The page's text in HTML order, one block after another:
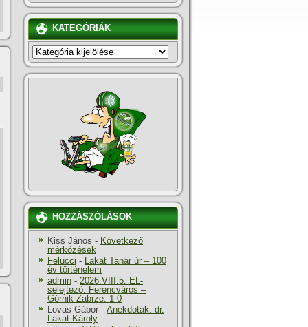
KATEGÓRIÁK
KATEGÓRIÁK
HOZZÁSZÓLÁSOK
Kiss János - Következő
mérkőzések
Felucci - Lakat Tanár úr – 100
év történelem
admin - 2026.VIII.5. EL-
selejtező: Ferencváros –
Górnik Zabrze: 1-0
Lovas Gábor - Anekdoták: dr.
Lakat Károly